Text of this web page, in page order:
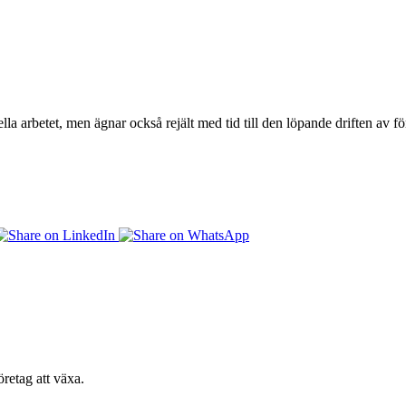
arbetet, men ägnar också rejält med tid till den löpande driften av
att växa.